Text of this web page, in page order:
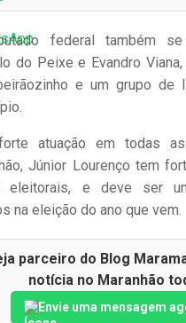
federal também
do Peixe e Evandro
e um grupo de
atuação em todas
Júnior Lourenço tem
eleitorais, e deve ser
na eleição do ano que vem.
parceiro do Blog
notícia no Maranhão
Envie uma mensagem